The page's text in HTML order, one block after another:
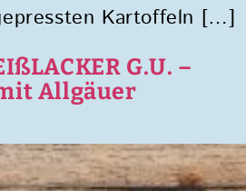
Kartoffeln […]
G.U. –
Allgäuer